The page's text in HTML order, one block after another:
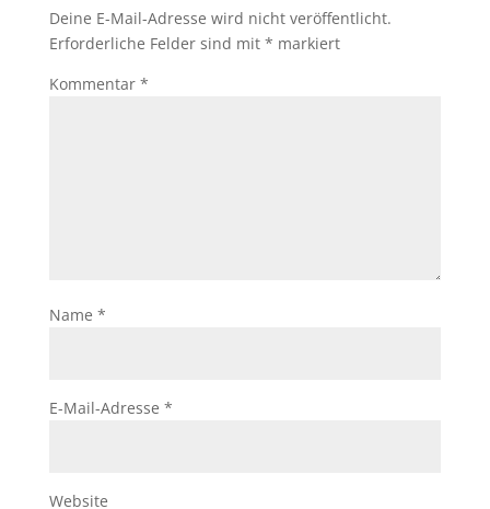
Deine E-Mail-Adresse wird nicht veröffentlicht.
Erforderliche Felder sind mit * markiert
Kommentar *
Name *
E-Mail-Adresse *
Website